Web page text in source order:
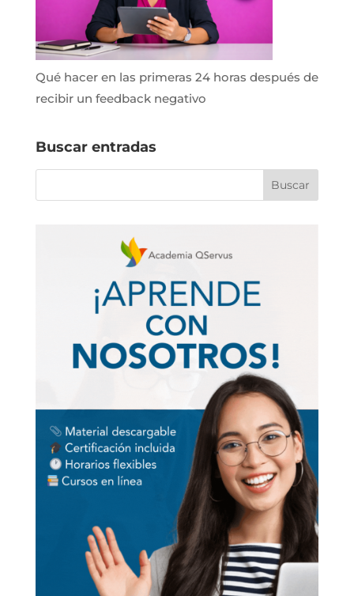
Qué hacer en las primeras 24 horas después de
recibir un feedback negativo
Buscar entradas